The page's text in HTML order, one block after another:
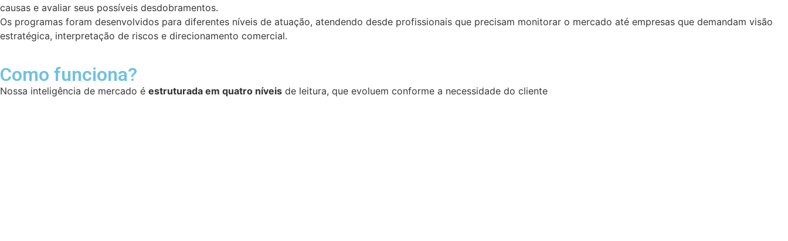
causas e avaliar seus possíveis desdobramentos.
Os programas foram desenvolvidos para diferentes níveis de atuação, atendendo desde profissionais que precisam monitorar o mercado até empresas que demandam visão
estratégica, interpretação de riscos e direcionamento comercial.
Como funciona?
Nossa inteligência de mercado é estruturada em quatro níveis de leitura, que evoluem conforme a necessidade do cliente